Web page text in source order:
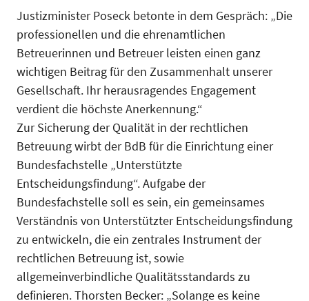
Justizminister Poseck betonte in dem Gespräch: „Die
professionellen und die ehrenamtlichen
Betreuerinnen und Betreuer leisten einen ganz
wichtigen Beitrag für den Zusammenhalt unserer
Gesellschaft. Ihr herausragendes Engagement
verdient die höchste Anerkennung.“
Zur Sicherung der Qualität in der rechtlichen
Betreuung wirbt der BdB für die Einrichtung einer
Bundesfachstelle „Unterstützte
Entscheidungsfindung“. Aufgabe der
Bundesfachstelle soll es sein, ein gemeinsames
Verständnis von Unterstützter Entscheidungsfindung
zu entwickeln, die ein zentrales Instrument der
rechtlichen Betreuung ist, sowie
allgemeinverbindliche Qualitätsstandards zu
definieren. Thorsten Becker: „Solange es keine